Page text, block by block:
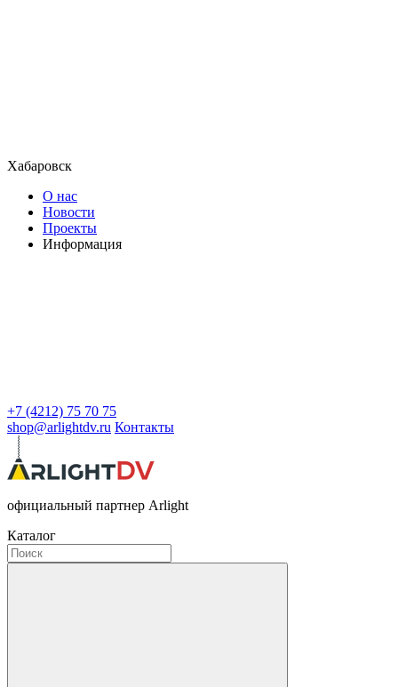
Хабаровск
О нас
Новости
Проекты
Информация
+7 (4212) 75 70 75
shop@arlightdv.ru Контакты
официальный партнер Arlight
Каталог